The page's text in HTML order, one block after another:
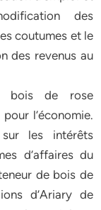
des
coutumes et le
des revenus au
bois de rose
l’économie.
les intérêts
d’affaires du
de bois de
d’Ariary de